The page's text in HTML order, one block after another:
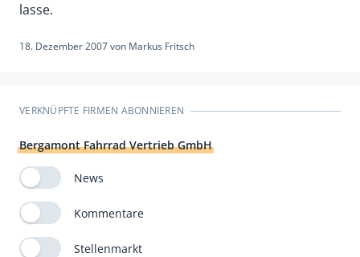
lasse.
18. Dezember 2007von Markus Fritsch
VERKNÜPFTE FIRMEN ABONNIEREN
Bergamont Fahrrad Vertrieb GmbH
News
Kommentare
Stellenmarkt